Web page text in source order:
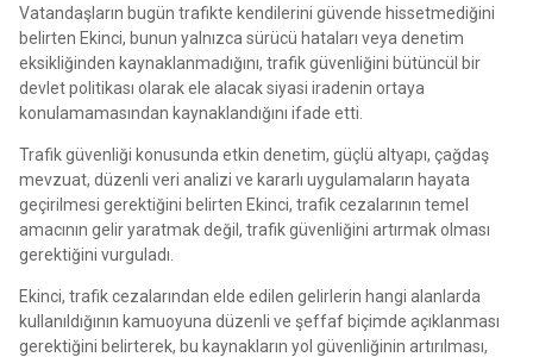
Vatandaşların bugün trafikte kendilerini güvende hissetmediğini
belirten Ekinci, bunun yalnızca sürücü hataları veya denetim
eksikliğinden kaynaklanmadığını, trafik güvenliğini bütüncül bir
devlet politikası olarak ele alacak siyasi iradenin ortaya
konulamamasından kaynaklandığını ifade etti.
Trafik güvenliği konusunda etkin denetim, güçlü altyapı, çağdaş
mevzuat, düzenli veri analizi ve kararlı uygulamaların hayata
geçirilmesi gerektiğini belirten Ekinci, trafik cezalarının temel
amacının gelir yaratmak değil, trafik güvenliğini artırmak olması
gerektiğini vurguladı.
Ekinci, trafik cezalarından elde edilen gelirlerin hangi alanlarda
kullanıldığının kamuoyuna düzenli ve şeffaf biçimde açıklanması
gerektiğini belirterek, bu kaynakların yol güvenliğinin artırılması,